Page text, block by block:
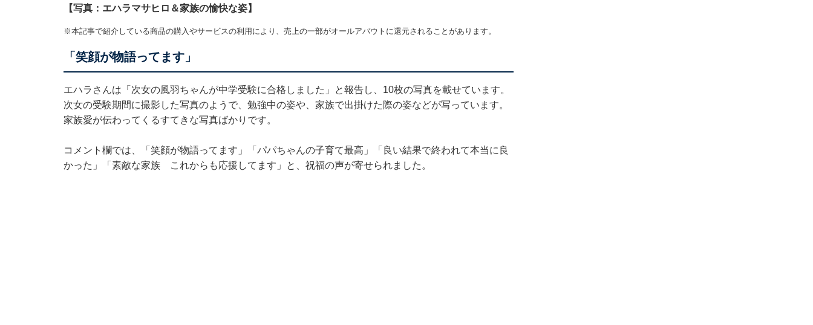
【写真：エハラマサヒロ＆家族の愉快な姿】
※本記事で紹介している商品の購入やサービスの利用により、売上の一部がオールアバウトに還元されることがあります。
「笑顔が物語ってます」
エハラさんは「次女の風羽ちゃんが中学受験に合格しました」と報告し、10枚の写真を載せています。
次女の受験期間に撮影した写真のようで、勉強中の姿や、家族で出掛けた際の姿などが写っています。
家族愛が伝わってくるすてきな写真ばかりです。
コメント欄では、「笑顔が物語ってます」「パパちゃんの子育て最高」「良い結果で終われて本当に良
かった」「素敵な家族 これからも応援してます」と、祝福の声が寄せられました。